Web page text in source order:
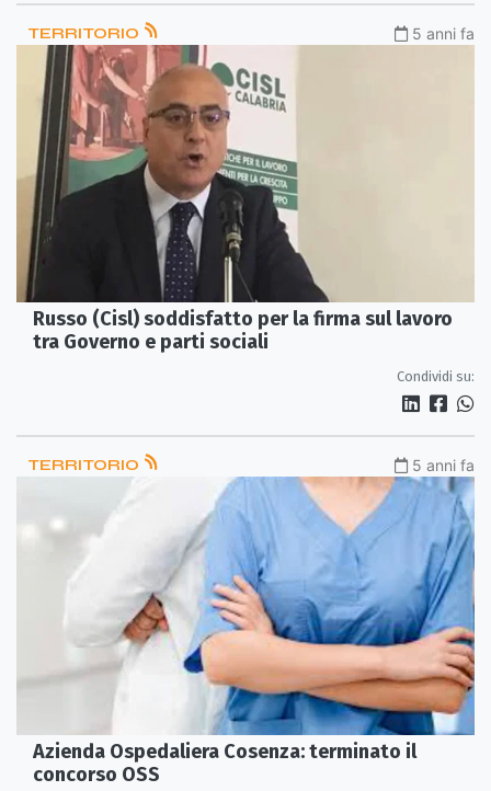
TERRITORIO 5 anni fa
Russo (Cisl) soddisfatto per la firma sul lavoro
tra Governo e parti sociali
Condividi su:
TERRITORIO 5 anni fa
Azienda Ospedaliera Cosenza: terminato il
concorso OSS